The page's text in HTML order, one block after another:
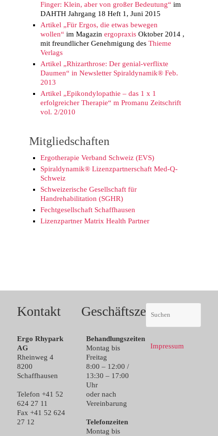
Finger: Klein, aber von großer Bedeutung“ im
DAHTH Jahrgang 18 Heft 1, Juni 2015
Artikel „Für Ergos, die etwas bewegen
wollen“ im Magazin ergopraxisOktober 2014 ,
mit freundlicher Genehmigung des Thieme
Verlags
Artikel „Rhizarthrose: Der genial-verflixte
Daumen“ in Newsletter Spiraldynamik® Feb.
2013
Artikel „Epikondylopathie – das 1 x 1
erfolgreicher Therapie“ m Promanu Zeitschrift
vol. 2/2010
Mitgliedschaften
Ergotherapie Verband Schweiz (EVS)
Spiraldynamik® Lizenzpartnerschaft Med-Q-
Schweiz
Schweizerische Gesellschaft für
Handrehabilitation (SGHR)
Fechtgesellschaft Schaffhausen
Lizenzpartner Matrix Health Partner
Kontakt
Ergo Rhypark
AG
Rheinweg 4
8200
Schaffhausen
Telefon +41 52
624 27 11
Fax +41 52 624
27 12
Geschäftszeiten
Behandlungszeiten
Montag bis
Freitag
8:00 – 12:00 /
13:30 – 17:00
Uhr
oder nach
Vereinbarung
Telefonzeiten
Montag bis
Impressum